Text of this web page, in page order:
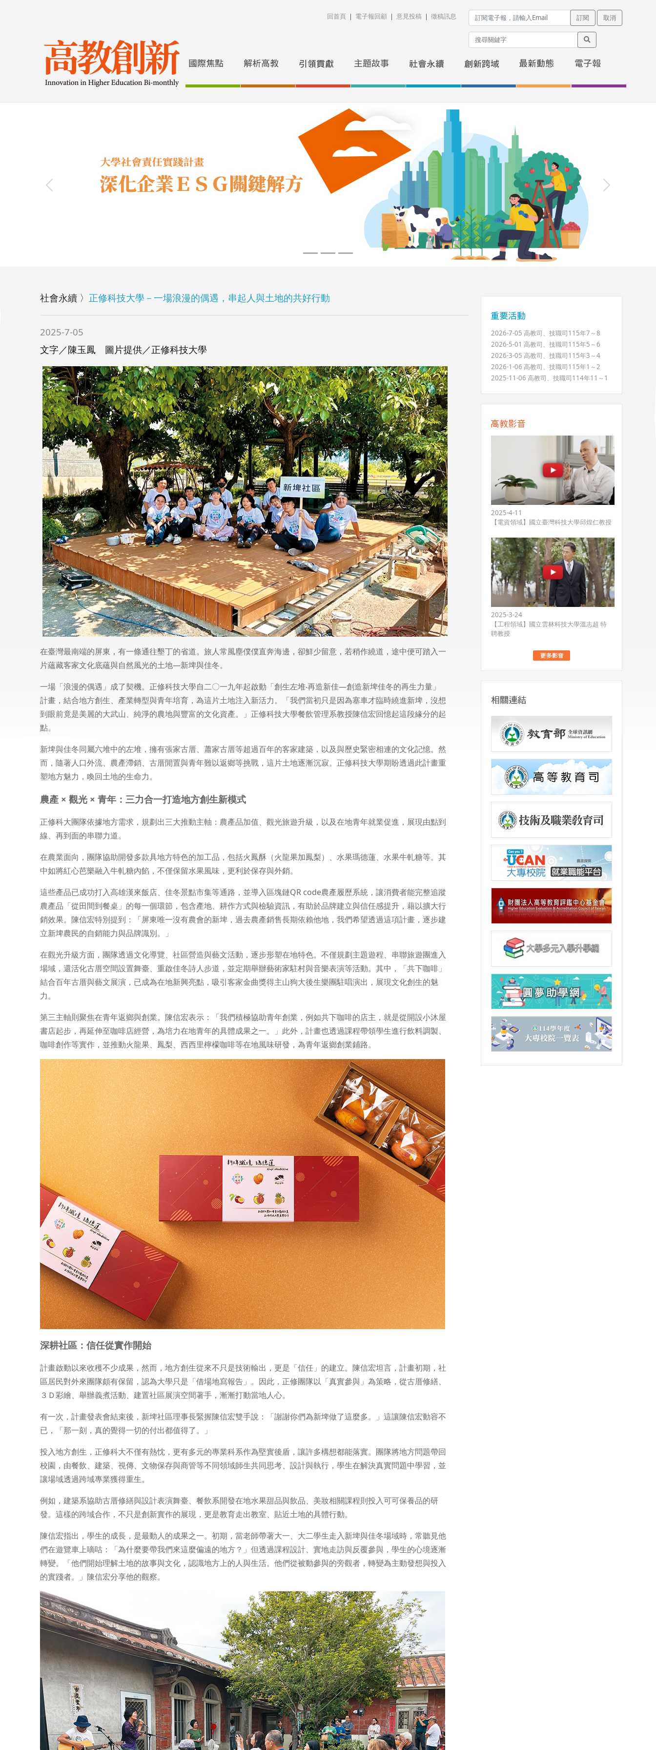
回首頁 ｜ 電子報回顧 ｜ 意見投稿 ｜ 徵稿訊息 訂閱 取消
Previous Next
社會永續 〉 正修科技大學－一場浪漫的偶遇，串起人與土地的共好行動
2025-7-05
文字／陳玉鳳 圖片提供／正修科技大學
在臺灣最南端的屏東，有一條通往墾丁的省道。旅人常風塵僕僕直奔海邊，卻鮮少留意，若稍作繞道，途中便可踏入一
片蘊藏客家文化底蘊與自然風光的土地—新埤與佳冬。
一場「浪漫的偶遇」成了契機。正修科技大學自二〇一九年起啟動「創生左堆‧再造新佳—創造新埤佳冬的再生力量」
計畫，結合地方創生、產業轉型與青年培育，為這片土地注入新活力。「我們當初只是因為塞車才臨時繞進新埤，沒想
到眼前竟是美麗的大武山、純淨的農地與豐富的文化資產。」正修科技大學餐飲管理系教授陳信宏回憶起這段緣分的起
點。
新埤與佳冬同屬六堆中的左堆，擁有張家古厝、蕭家古厝等超過百年的客家建築，以及與歷史緊密相連的文化記憶。然
而，隨著人口外流、農產滯銷、古厝閒置與青年難以返鄉等挑戰，這片土地逐漸沉寂。正修科技大學期盼透過此計畫重
塑地方魅力，喚回土地的生命力。
農產 × 觀光 × 青年：三力合一打造地方創生新模式
正修科大團隊依據地方需求，規劃出三大推動主軸：農產品加值、觀光旅遊升級，以及在地青年就業促進，展現由點到
線、再到面的串聯力道。
在農業面向，團隊協助開發多款具地方特色的加工品，包括火鳳酥（火龍果加鳳梨）、水果瑪德蓮、水果牛軋糖等。其
中如將紅心芭樂融入牛軋糖內餡，不僅保留水果風味，更利於保存與外銷。
這些產品已成功打入高雄漢來飯店、佳冬景點市集等通路，並導入區塊鏈QR code農產履歷系統，讓消費者能完整追蹤
農產品「從田間到餐桌」的每一個環節，包含產地、耕作方式與檢驗資訊，有助於品牌建立與信任感提升，藉以擴大行
銷效果。陳信宏特別提到：「屏東唯一沒有農會的新埤，過去農產銷售長期依賴他地，我們希望透過這項計畫，逐步建
立新埤農民的自銷能力與品牌識別。」
在觀光升級方面，團隊透過文化導覽、社區營造與藝文活動，逐步形塑在地特色。不僅規劃主題遊程、串聯旅遊團進入
場域，還活化古厝空間設置舞臺、重啟佳冬詩人步道，並定期舉辦藝術家駐村與音樂表演等活動。其中，「共下咖啡」
結合百年古厝與藝文展演，已成為在地新興亮點，吸引客家金曲獎得主山狗大後生樂團駐唱演出，展現文化創生的魅
力。
第三主軸則聚焦在青年返鄉與創業。陳信宏表示：「我們積極協助青年創業，例如共下咖啡的店主，就是從開設小沐屋
書店起步，再延伸至咖啡店經營，為培力在地青年的具體成果之一。」此外，計畫也透過課程帶領學生進行飲料調製、
咖啡創作等實作，並推動火龍果、鳳梨、西西里檸檬咖啡等在地風味研發，為青年返鄉創業鋪路。
深耕社區：信任從實作開始
計畫啟動以來收穫不少成果，然而，地方創生從來不只是技術輸出，更是「信任」的建立。陳信宏坦言，計畫初期，社
區居民對外來團隊頗有保留，認為大學只是「借場地寫報告」。因此，正修團隊以「真實參與」為策略，從古厝修繕、
３Ｄ彩繪、舉辦義煮活動、建置社區展演空間著手，漸漸打動當地人心。
有一次，計畫發表會結束後，新埤社區理事長緊握陳信宏雙手說：「謝謝你們為新埤做了這麼多。」這讓陳信宏動容不
已，「那一刻，真的覺得一切的付出都值得了。」
投入地方創生，正修科大不僅有熱忱，更有多元的專業科系作為堅實後盾，讓許多構想都能落實。團隊將地方問題帶回
校園，由餐飲、建築、視傳、文物保存與商管等不同領域師生共同思考、設計與執行，學生在解決真實問題中學習，並
讓場域透過跨域專業獲得重生。
例如，建築系協助古厝修繕與設計表演舞臺、餐飲系開發在地水果甜品與飲品、美妝相關課程則投入可可保養品的研
發。這樣的跨域合作，不只是創新實作的展現，更是教育走出教室、貼近土地的具體行動。
陳信宏指出，學生的成長，是最動人的成果之一。初期，當老師帶著大一、大二學生走入新埤與佳冬場域時，常聽見他
們在遊覽車上嘀咕：「為什麼要帶我們來這麼偏遠的地方？」但透過課程設計、實地走訪與反覆參與，學生的心境逐漸
轉變。「他們開始理解土地的故事與文化，認識地方上的人與生活。他們從被動參與的旁觀者，轉變為主動發想與投入
的實踐者。」陳信宏分享他的觀察。
2026-7-05 高教司、技職司115年7～8
2026-5-01 高教司、技職司115年5～6
2026-3-05 高教司、技職司115年3～4
2026-1-06 高教司、技職司115年1～2
2025-11-06 高教司、技職司114年11～1
2025-4-11
【電資領域】國立臺灣科技大學邱煌仁教授
2025-3-24
【工程領域】國立雲林科技大學溫志超 特
聘教授